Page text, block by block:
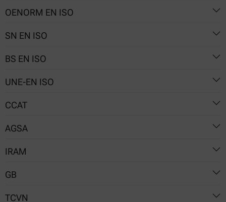
5530-2
OENORM EN ISO
5530-2
SN EN ISO
5530-2
BS EN ISO
5530-2
UNE-EN ISO
5530-2
CCAT
03
16
AGSA
06-01
IRAM
15856
GB
TCVN